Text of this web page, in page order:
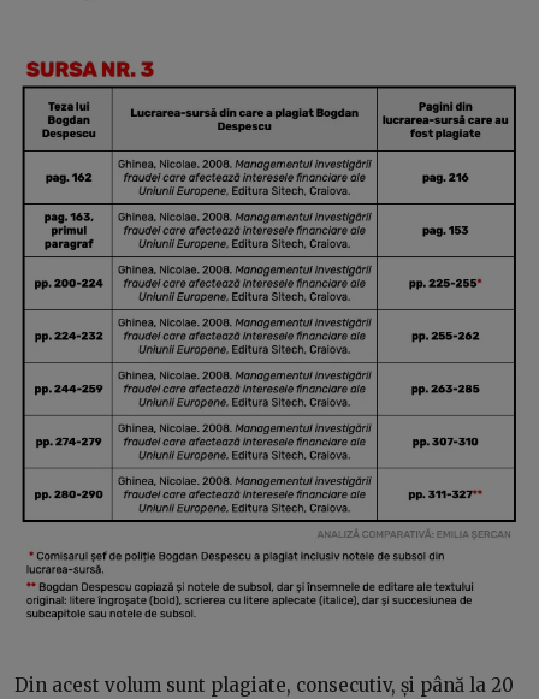
Din acest volum sunt plagiate, consecutiv, și până la 20